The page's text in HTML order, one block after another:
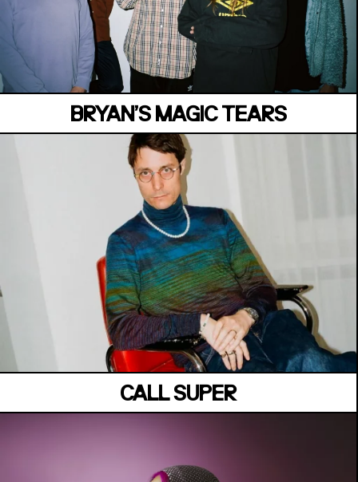
BRYAN’S MAGIC TEARS
MANOIR DE KEROUAL
Samedi 04 juillet
CALL SUPER
LA SUITE
Vendredi 03 juillet